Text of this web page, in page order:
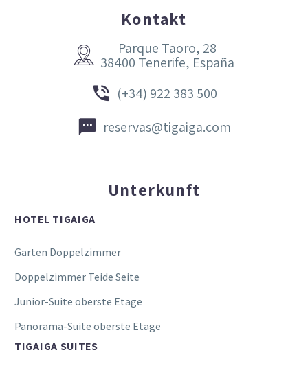
Kontakt


Parque Taoro, 28
38400 Tenerife, España

 (+34) 922 383 500

 reservas@tigaiga.com
Unterkunft
HOTEL TIGAIGA
Garten Doppelzimmer
Doppelzimmer Teide Seite
Junior-Suite oberste Etage
Panorama-Suite oberste Etage
TIGAIGA SUITES